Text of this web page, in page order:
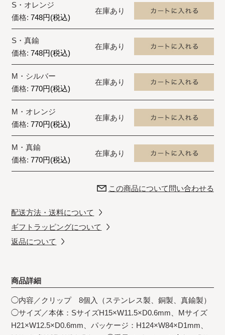
S・オレンジ
価格: 748円(税込)
在庫あり
S・真鍮
価格: 748円(税込)
在庫あり
M・シルバー
価格: 770円(税込)
在庫あり
M・オレンジ
価格: 770円(税込)
在庫あり
M・真鍮
価格: 770円(税込)
在庫あり
この商品について問い合わせる
配送方法・送料について
ギフトラッピングについて
返品について
商品詳細
◯内容／クリップ 8個入（ステンレス製、銅製、真鍮製）
◯サイズ／本体：SサイズH15×W11.5×D0.6mm、Mサイズ
H21×W12.5×D0.6mm、パッケージ：H124×W84×D1mm、